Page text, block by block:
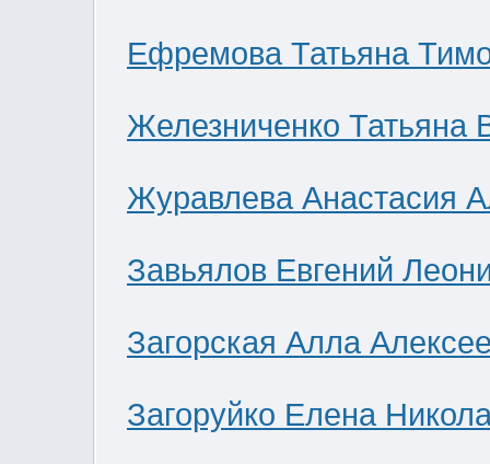
Ефремова Татьяна
Железниченко Татьяна
Журавлева Анастасия
Завьялов Евгений
Загорская Алла
Загоруйко Елена